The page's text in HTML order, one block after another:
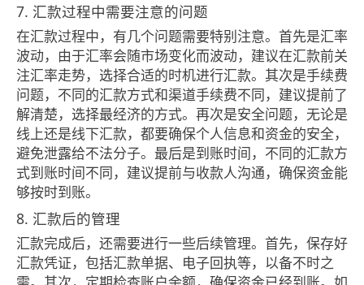
7. 汇款过程中需要注意的问题
在汇款过程中，有几个问题需要特别注意。首先是汇率
波动，由于汇率会随市场变化而波动，建议在汇款前关
注汇率走势，选择合适的时机进行汇款。其次是手续费
问题，不同的汇款方式和渠道手续费不同，建议提前了
解清楚，选择最经济的方式。再次是安全问题，无论是
线上还是线下汇款，都要确保个人信息和资金的安全，
避免泄露给不法分子。最后是到账时间，不同的汇款方
式到账时间不同，建议提前与收款人沟通，确保资金能
够按时到账。
8. 汇款后的管理
汇款完成后，还需要进行一些后续管理。首先，保存好
汇款凭证，包括汇款单据、电子回执等，以备不时之